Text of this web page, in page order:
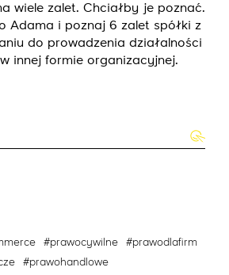
wiele zalet. Chciałby je poznać.
Adama i poznaj 6 zalet spółki z
do prowadzenia działalności
innej formie organizacyjnej.
#prawocywilne
#prawodlafirm
#prawohandlowe